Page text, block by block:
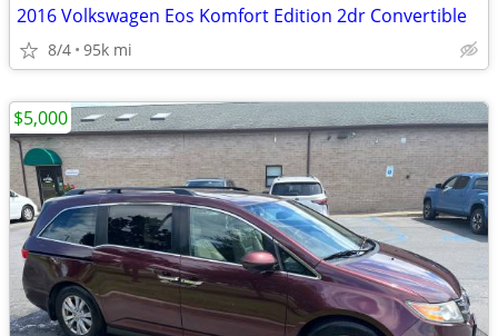
2016 Volkswagen Eos Komfort Edition 2dr Convertible
8/4 95k mi
$5,000